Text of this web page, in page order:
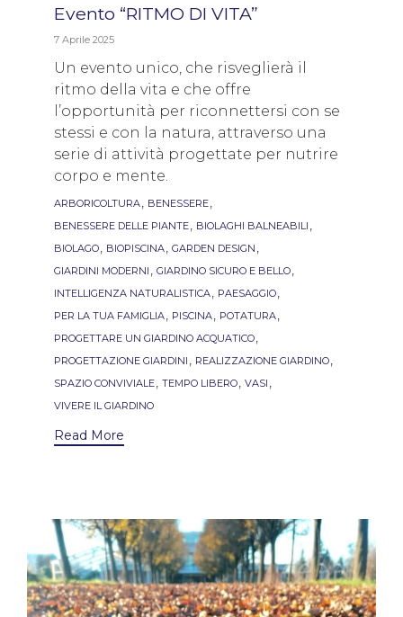
Evento “RITMO DI VITA”
7 Aprile 2025
Un evento unico, che risveglierà il
ritmo della vita e che offre
l’opportunità per riconnettersi con se
stessi e con la natura, attraverso una
serie di attività progettate per nutrire
corpo e mente.
Tags
ARBORICOLTURA, BENESSERE,
BENESSERE DELLE PIANTE, BIOLAGHI BALNEABILI ,
BIOLAGO, BIOPISCINA, GARDEN DESIGN ,
GIARDINI MODERNI , GIARDINO SICURO E BELLO,
INTELLIGENZA NATURALISTICA, PAESAGGIO,
PER LA TUA FAMIGLIA, PISCINA, POTATURA,
PROGETTARE UN GIARDINO ACQUATICO,
PROGETTAZIONE GIARDINI , REALIZZAZIONE GIARDINO,
SPAZIO CONVIVIALE, TEMPO LIBERO, VASI ,
VIVERE IL GIARDINO
Read More